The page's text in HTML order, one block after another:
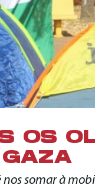
OS
nos somar à